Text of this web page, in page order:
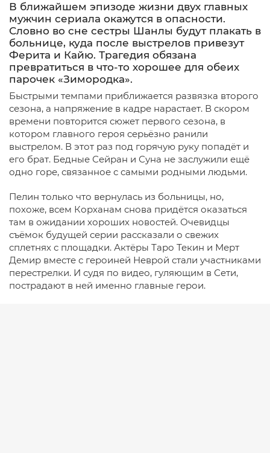
В ближайшем эпизоде жизни двух главных
мужчин сериала окажутся в опасности.
Словно во сне сестры Шанлы будут плакать в
больнице, куда после выстрелов привезут
Ферита и Кайю. Трагедия обязана
превратиться в что-то хорошее для обеих
парочек «Зимородка».
Быстрыми темпами приближается развязка второго
сезона, а напряжение в кадре нарастает. В скором
времени повторится сюжет первого сезона, в
котором главного героя серьёзно ранили
выстрелом. В этот раз под горячую руку попадёт и
его брат. Бедные Сейран и Суна не заслужили ещё
одно горе, связанное с самыми родными людьми.
Пелин только что вернулась из больницы, но,
похоже, всем Корханам снова придётся оказаться
там в ожидании хороших новостей. Очевидцы
съёмок будущей серии рассказали о свежих
сплетнях с площадки. Актёры Таро Текин и Мерт
Демир вместе с героиней Неврой стали участниками
перестрелки. И судя по видео, гуляющим в Сети,
пострадают в ней именно главные герои.